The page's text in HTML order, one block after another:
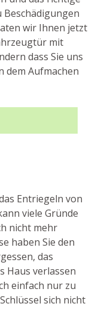
wir Ihnen jetzt
mit
dass Sie uns
dem Aufmachen
Entriegeln von
viele Gründe
nicht mehr
haben Sie den
das
Haus verlassen
einfach nur zu
sich nicht